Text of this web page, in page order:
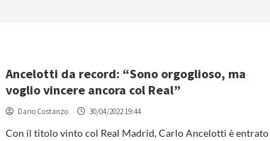
Ancelotti da record: “Sono orgoglioso, ma
voglio vincere ancora col Real”
Dario Costanzo 30/04/2022 19:44
Con il titolo vinto col Real Madrid, Carlo Ancelotti è entrato